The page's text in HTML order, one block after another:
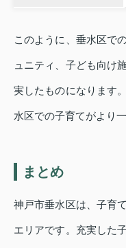
このように、垂水区で
ュニティ、子ども向け
実したものになります
水区での子育てがより
まとめ
神戸市垂水区は、子育
エリアです。充実した